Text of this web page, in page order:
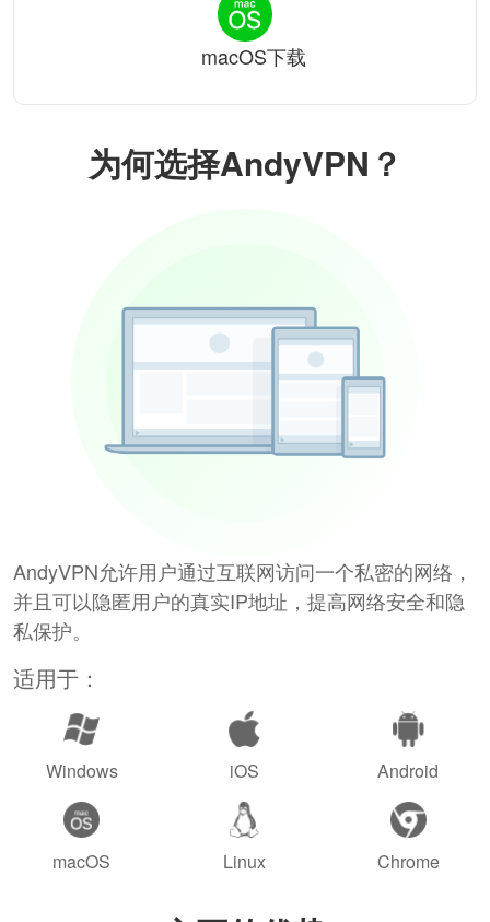
为何选择AndyVPN？
AndyVPN允许用户通过互联网访问一个私密的网络，
并且可以隐匿用户的真实IP地址，提高网络安全和隐
私保护。
适用于：
Windows iOS Android
macOS Linux Chrome
macOS下载